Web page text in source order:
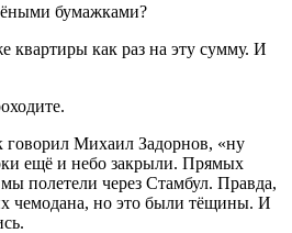
бумажками?
квартиры как раз на эту сумму. И
говорил Михаил Задорнов, «ну
ещё и небо закрыли. Прямых
полетели через Стамбул. Правда,
чемодана, но это были тёщины. И